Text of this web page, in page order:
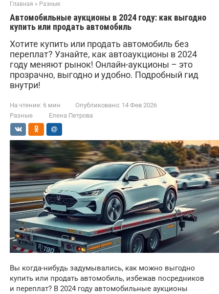
Главная » Разные
Автомобильные аукционы в 2024 году: как выгодно
купить или продать автомобиль
Хотите купить или продать автомобиль без
переплат? Узнайте, как автоаукционы в 2024
году меняют рынок! Онлайн-аукционы – это
прозрачно, выгодно и удобно. Подробный гид
внутри!
На чтение: 6 мин Опубликовано: 14 Фев 2026
Разные
Елена Петрова
Вы когда-нибудь задумывались, как можно выгодно
купить или продать автомобиль, избежав посредников
и переплат? В 2024 году автомобильные аукционы